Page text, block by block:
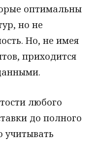
оптимальны
но не
Но, не имея
приходится
любого
до полного
учитывать